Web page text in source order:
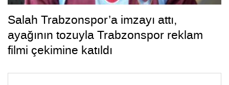
Salah Trabzonspor’a imzayı attı,
ayağının tozuyla Trabzonspor reklam
filmi çekimine katıldı